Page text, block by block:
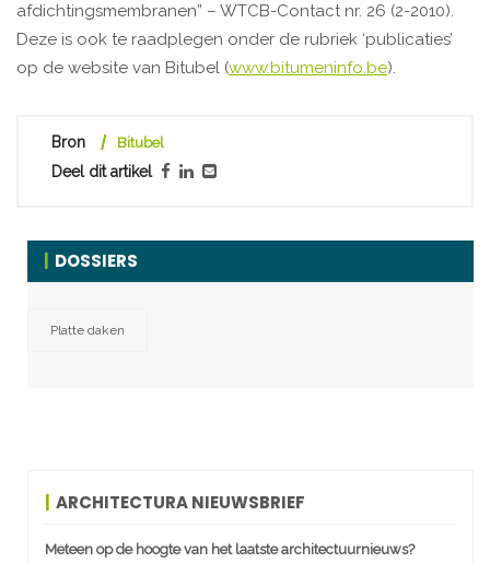
afdichtingsmembranen” – WTCB-Contact nr. 26 (2-2010).
Deze is ook te raadplegen onder de rubriek ‘publicaties’
op de website van Bitubel (www.bitumeninfo.be).
Bron Bitubel
Deel dit artikel
DOSSIERS
Platte daken
ARCHITECTURA NIEUWSBRIEF
Meteen op de hoogte van het laatste architectuurnieuws?